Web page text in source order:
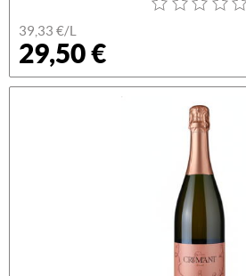
39,33 €/L
29,50 €